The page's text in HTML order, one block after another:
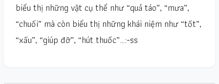
biểu thị những vật cụ thể như “quả táo”, “mưa”,
“chuối” mà còn biểu thị những khái niệm như “tốt”,
“xấu”, “giúp đỡ”, “hút thuốc”…:-ss